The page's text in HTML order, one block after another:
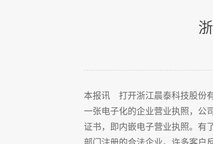
本报讯 打开浙江晨泰科技股份
一张电子化的企业营业执照，公
证书，即内嵌电子营业执照。有